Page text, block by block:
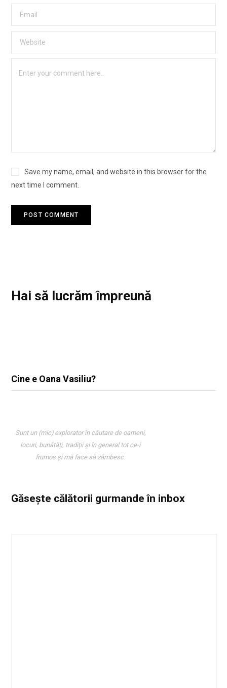
Save my name, email, and website in this browser for the
next time I comment.
Hai să lucrăm împreună
Cine e Oana Vasiliu?
Sunt un (mic) explorator în căutare de oameni,
locuri, bunătăți, tradiții și în general tot ce-i
frumos și mă face să zâmbesc.
Găsește călătorii gurmandeîn inbox